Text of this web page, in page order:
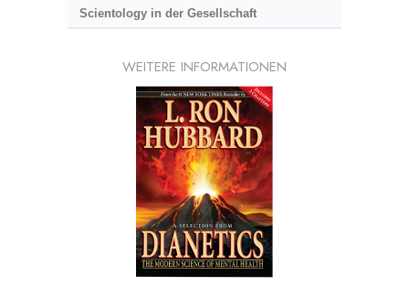
Scientology in der Gesellschaft
WEITERE INFORMATIONEN